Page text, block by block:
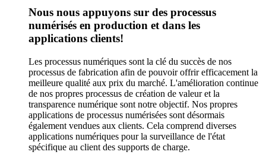
Nous nous appuyons sur des processus
numérisés en production et dans les
applications clients!
Les processus numériques sont la clé du succès de nos
processus de fabrication afin de pouvoir offrir efficacement la
meilleure qualité aux prix du marché. L'amélioration continue
de nos propres processus de création de valeur et la
transparence numérique sont notre objectif. Nos propres
applications de processus numérisées sont désormais
également vendues aux clients. Cela comprend diverses
applications numériques pour la surveillance de l'état
spécifique au client des supports de charge.